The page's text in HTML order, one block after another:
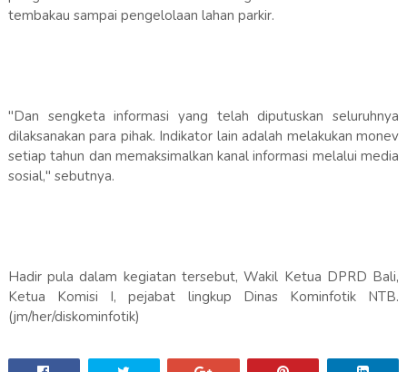
tembakau sampai pengelolaan lahan parkir.
"Dan sengketa informasi yang telah diputuskan seluruhnya
dilaksanakan para pihak. Indikator lain adalah melakukan monev
setiap tahun dan memaksimalkan kanal informasi melalui media
sosial," sebutnya.
Hadir pula dalam kegiatan tersebut, Wakil Ketua DPRD Bali,
Ketua Komisi I, pejabat lingkup Dinas Kominfotik NTB.
(jm/her/diskominfotik)